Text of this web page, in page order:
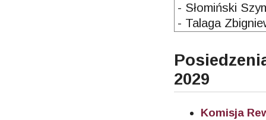
- Słomiński
- Talaga
2029
Komisja